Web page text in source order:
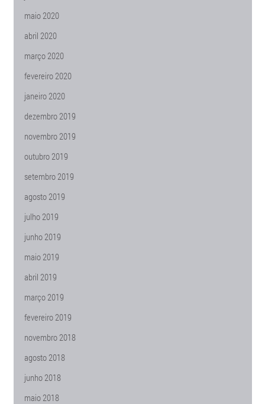
maio 2020
abril 2020
março 2020
fevereiro 2020
janeiro 2020
dezembro 2019
novembro 2019
outubro 2019
setembro 2019
agosto 2019
julho 2019
junho 2019
maio 2019
abril 2019
março 2019
fevereiro 2019
novembro 2018
agosto 2018
junho 2018
maio 2018